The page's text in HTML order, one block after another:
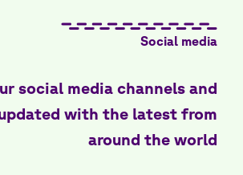
Social media
social media channels and
with the latest from
around the world